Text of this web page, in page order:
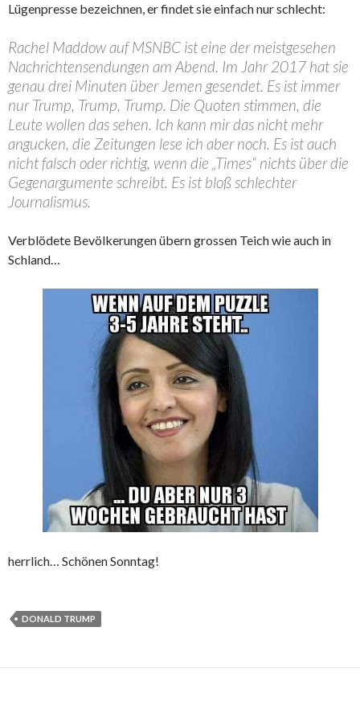
Lügenpresse bezeichnen, er findet sie einfach nur schlecht:
Rachel Maddow auf MSNBC ist eine der meistgesehen
Nachrichtensendungen am Abend. Im Jahr 2017 hat sie
genau drei Minuten über Jemen gesendet. Es ist immer
nur Trump, Trump, Trump. Die Quoten stimmen, die
Leute wollen das sehen. Ich kann mir das nicht mehr
angucken, die Zeitungen lese ich aber noch. Es ist auch
nicht falsch oder richtig, wenn die „Times“ nichts über die
Gegenargumente schreibt. Es ist bloß schlechter
Journalismus.
Verblödete Bevölkerungen übern grossen Teich wie auch in
Schland…
herrlich… Schönen Sonntag!
DONALD TRUMP